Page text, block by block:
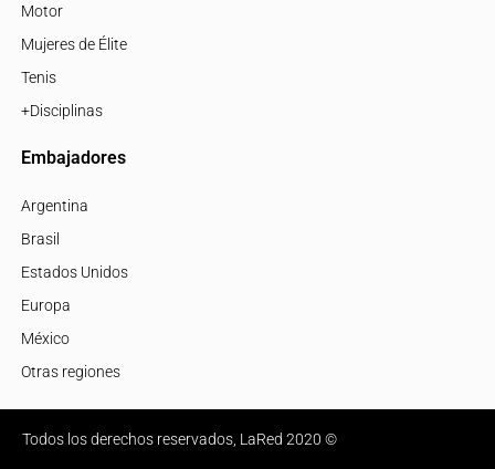
Motor
Mujeres de Élite
Tenis
+Disciplinas
Embajadores
Argentina
Brasil
Estados Unidos
Europa
México
Otras regiones
Todos los derechos reservados, LaRed 2020 ©